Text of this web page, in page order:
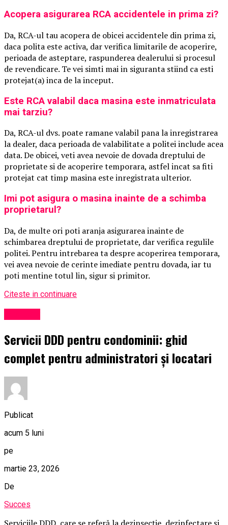
Acopera asigurarea RCA accidentele in prima zi?
Da, RCA-ul tau acopera de obicei accidentele din prima zi,
daca polita este activa, dar verifica limitarile de acoperire,
perioada de asteptare, raspunderea dealerului si procesul
de revendicare. Te vei simti mai in siguranta stiind ca esti
protejat(a) inca de la inceput.
Este RCA valabil daca masina este inmatriculata
mai tarziu?
Da, RCA-ul dvs. poate ramane valabil pana la inregistrarea
la dealer, daca perioada de valabilitate a politei include acea
data. De obicei, veti avea nevoie de dovada dreptului de
proprietate si de acoperire temporara, astfel incat sa fiti
protejat cat timp masina este inregistrata ulterior.
Imi pot asigura o masina inainte de a schimba
proprietarul?
Da, de multe ori poti aranja asigurarea inainte de
schimbarea dreptului de proprietate, dar verifica regulile
politei. Pentru intrebarea ta despre acoperirea temporara,
vei avea nevoie de cerinte imediate pentru dovada, iar tu
poti mentine totul lin, sigur si primitor.
Citeste in continuare
Servicii DDD pentru condominii: ghid
complet pentru administratori și locatari
Publicat
acum 5 luni
pe
martie 23, 2026
De
Succes